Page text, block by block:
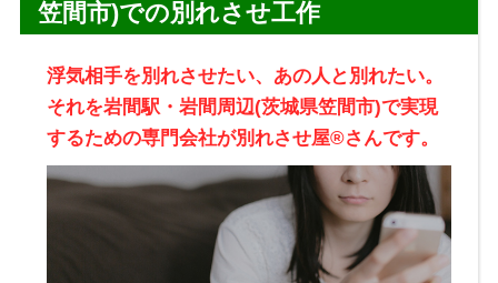
笠間市)での別れさせ工作
浮気相手を別れさせたい、あの人と別れたい。
それを岩間駅・岩間周辺(茨城県笠間市)で実現
するための専門会社が別れさせ屋®さんです。